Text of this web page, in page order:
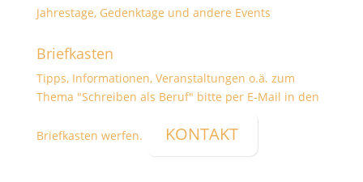
Jahrestage, Gedenktage und andere Events
Briefkasten
Tipps, Informationen, Veranstaltungen o.ä. zum
Thema "Schreiben als Beruf" bitte per E-Mail in den
Briefkasten werfen. KONTAKT